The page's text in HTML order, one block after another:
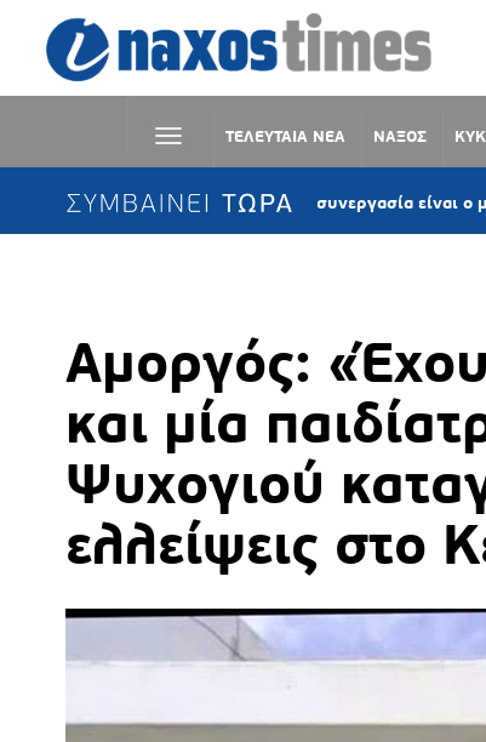
ΤΕΛΕΥΤΑΙΑ ΝΕΑ ΝΑΞΟΣ
ΣΥΜΒΑΙΝΕΙ ΤΩΡΑ
Κροντηράς: «Η συνεργασία είναι ο μόνος
Αμοργός:
και μία
Ψυχογιού
ελλείψεις στο